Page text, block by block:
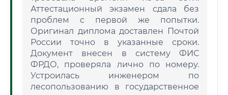
Аттестационный экзамен сдала без
проблем с первой же попытки.
Оригинал диплома доставлен Почтой
России точно в указанные сроки.
Документ внесен в систему ФИС
ФРДО, проверяла лично по номеру.
Устроилась инженером по
лесопользованию в государственное